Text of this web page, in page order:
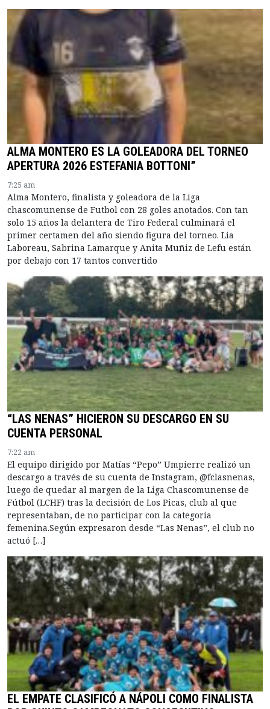
ALMA MONTERO ES LA GOLEADORA DEL TORNEO
APERTURA 2026 ESTEFANIA BOTTONI”
7:25 am
Alma Montero, finalista y goleadora de la Liga
chascomunense de Futbol con 28 goles anotados. Con tan
solo 15 años la delantera de Tiro Federal culminará el
primer certamen del año siendo figura del torneo. Lia
Laboreau, Sabrina Lamarque y Anita Muñiz de Lefu están
por debajo con 17 tantos convertido
“LAS NENAS” HICIERON SU DESCARGO EN SU
CUENTA PERSONAL
7:22 am
El equipo dirigido por Matías “Pepo” Umpierre realizó un
descargo a través de su cuenta de Instagram, @fclasnenas,
luego de quedar al margen de la Liga Chascomunense de
Fútbol (LCHF) tras la decisión de Los Picas, club al que
representaban, de no participar con la categoría
femenina.Según expresaron desde “Las Nenas”, el club no
actuó […]
EL EMPATE CLASIFICÓ A NÁPOLI COMO FINALISTA